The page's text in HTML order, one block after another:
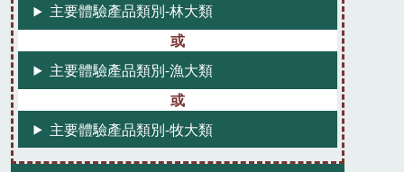
主要體驗產品類別-林大類
主要體驗產品類別-漁大類
主要體驗產品類別-牧大類